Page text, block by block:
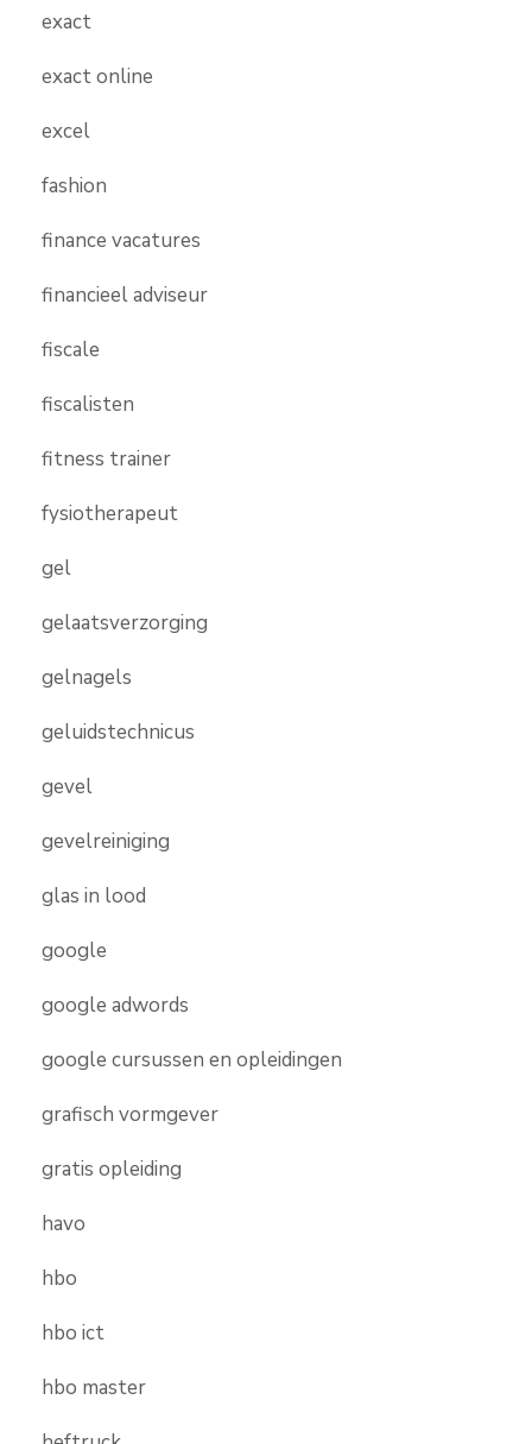
exact
exact online
excel
fashion
finance vacatures
financieel adviseur
fiscale
fiscalisten
fitness trainer
fysiotherapeut
gel
gelaatsverzorging
gelnagels
geluidstechnicus
gevel
gevelreiniging
glas in lood
google
google adwords
google cursussen en opleidingen
grafisch vormgever
gratis opleiding
havo
hbo
hbo ict
hbo master